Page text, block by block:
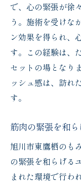
で、心の緊張が徐
う。施術を受けな
ン効果を得られ、
す。この経験は、
セットの場となり
ッシュ感は、訪れ
す。
筋肉の緊張を和
旭川市東鷹栖のも
の緊張を和らげる
まれた環境で行わ